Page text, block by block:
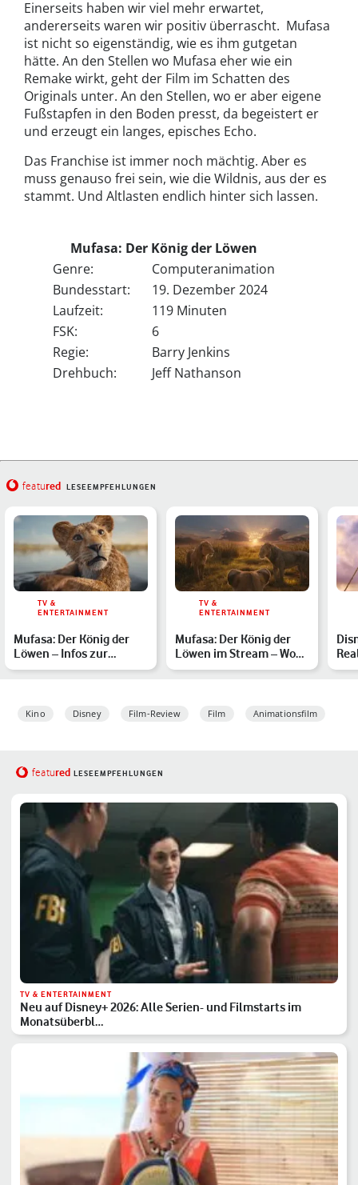
Einerseits haben wir viel mehr erwartet,
andererseits waren wir positiv überrascht. Mufasa
ist nicht so eigenständig, wie es ihm gutgetan
hätte. An den Stellen wo Mufasa eher wie ein
Remake wirkt, geht der Film im Schatten des
Originals unter. An den Stellen, wo er aber eigene
Fußstapfen in den Boden presst, da begeistert er
und erzeugt ein langes, episches Echo.
Das Franchise ist immer noch mächtig. Aber es
muss genauso frei sein, wie die Wildnis, aus der es
stammt. Und Altlasten endlich hinter sich lassen.
Mufasa: Der König der Löwen
Genre:
Computeranimation
Bundesstart:
19. Dezember 2024
Laufzeit:
119 Minuten
FSK:
6
Regie:
Barry Jenkins
Drehbuch:
Jeff Nathanson
featured LESEEMPFEHLUNGEN
TV &
ENTERTAINMENT
Mufasa: Der König der
Löwen – Infos zur
Handlung, Cast und
TV &
ENTERTAINMENT
Mufasa: Der König der
Löwen im Stream – Wo
und wann im Heimkino?
Kino Disney Film-Review Film Animationsfilm
featured LESEEMPFEHLUNGEN
TV & ENTERTAINMENT
Neu auf Disney+ 2026: Alle Serien- und Filmstarts im
Monatsüberbl…